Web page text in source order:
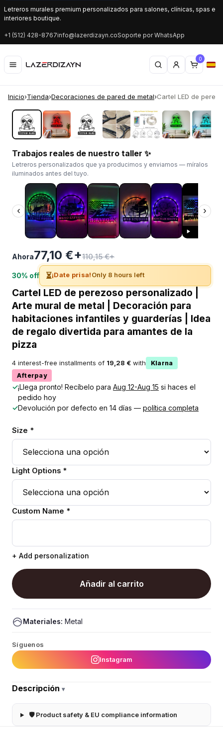
Letreros murales premium personalizados para salones, clínicas, spas e
interiores boutique.
+1 (512) 428-8767info@lazerdizayn.coSoporte por WhatsApp
0
Inicio›Tienda›Decoraciones de pared de metal›Cartel LED de
‹ ›
Trabajos reales de nuestro taller ✨
Letreros personalizados que ya producimos y enviamos — míralos
iluminados antes del tuyo.
‹ ›
Ahora77,10 €+110,15 €+
30% off ⏳¡Date prisa!Only 8 hours left
Cartel LED de perezoso personalizado |
Arte mural de metal | Decoración para
habitaciones infantiles y guarderías | Idea
de regalo divertida para amantes de la
pizza
4 interest-free installments of 19,28 € with
Klarna
Afterpay
✓¡Llega pronto! Recíbelo para Aug 12-Aug 15 si haces el
pedido hoy
✓Devolución por defecto en 14 días — política completa
Size *
Light Options *
Custom Name *
+ Add personalization
Añadir al carrito
Materiales: Metal
Síguenos
Instagram
Descripción ▾
🛡 Product safety & EU compliance information